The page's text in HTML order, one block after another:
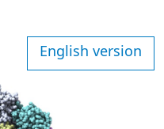
English version